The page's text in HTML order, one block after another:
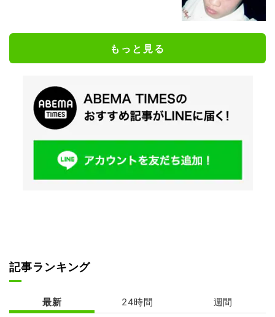
もっと見る
記事ランキング
最新 24時間 週間